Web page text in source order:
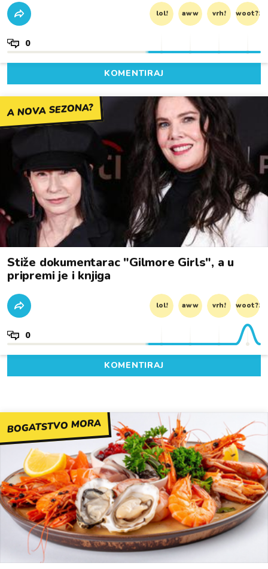
lol! aww vrh! woot?!
0
KOMENTIRAJ
A NOVA SEZONA?
Stiže dokumentarac "Gilmore Girls", a u
pripremi je i knjiga
lol! aww vrh! woot?!
0
KOMENTIRAJ
BOGATSTVO MORA